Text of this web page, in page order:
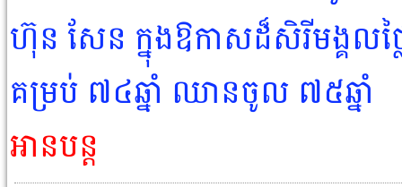
ហ៊ុន សែន ក្នុងឱកាសដ៏សិរីមង្គលថ្ល
គម្រប់ ៧៤ឆ្នាំ ឈានចូល ៧៥ឆ្នាំ​
អានបន្ត